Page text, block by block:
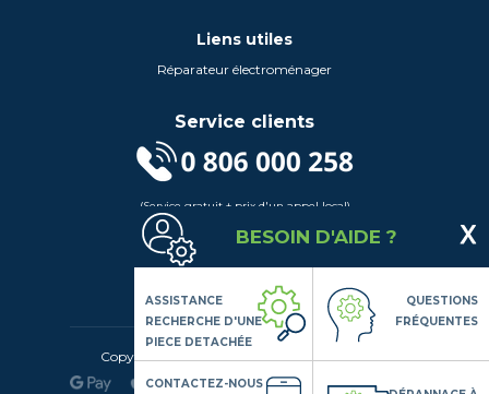
Liens utiles
Réparateur électroménager
Service clients
(Service gratuit + prix d'un appel local)
Lundi au Vendredi de 9h à 18h
Contactez-Nous
Suivez-nous
Copyright© 2020 LSDLP, Tous droits réservés
BESOIN D'AIDE ?
ASSISTANCE
RECHERCHE D'UNE
PIECE DETACHÉE
QUESTIONS
FRÉQUENTES
CONTACTEZ-NOUS